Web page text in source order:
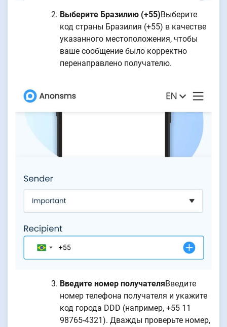
Выберите Бразилию (+55)Выберите
код страны Бразилия (+55) в качестве
указанного местоположения, чтобы
ваше сообщение было корректно
перенаправлено получателю.
Введите номер получателяВведите
номер телефона получателя и укажите
код города DDD (например, +55 11
98765-4321). Дважды проверьте номер,